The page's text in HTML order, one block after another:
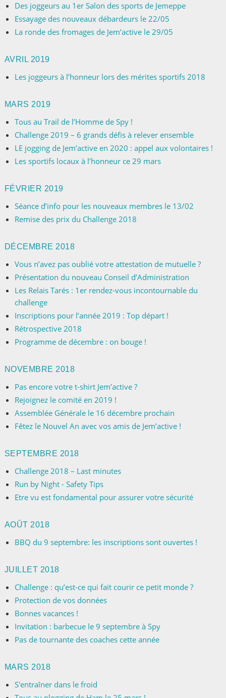
Des joggeurs au 1er Salon des sports de Jemeppe
Essayage des nouveaux débardeurs le 22/05
La ronde des fromages de Jem’active le 29/05
AVRIL 2019
Les joggeurs à l’honneur lors des mérites sportifs 2018
MARS 2019
Tous au Trail de l’Homme de Spy !
Challenge 2019 – 6 grands défis à relever ensemble
LE jogging de Jem’active en 2020 : appel aux volontaires !
Les sportifs locaux à l’honneur ce 29 mars
FÉVRIER 2019
Séance d’info pour les nouveaux membres le 13/02
Remise des prix du Challenge 2018
DÉCEMBRE 2018
Vous n’avez pas oublié votre attestation de mutuelle ?
Présentation du nouveau Conseil d’Administration
Les Relais Tarés : 1er rendez-vous incontournable du
challenge
Inscriptions pour l’année 2019 : Top départ !
Rétrospective 2018
Programme de décembre : on bouge !
NOVEMBRE 2018
Pas encore votre t-shirt Jem’active ?
Rejoignez le comité en 2019 !
Assemblée Générale le 16 décembre prochain
Fêtez le Nouvel An avec vos amis de Jem’active !
SEPTEMBRE 2018
Challenge 2018 – Last minutes
Run by Night - Safety Tips
Etre vu est fondamental pour assurer votre sécurité
AOÛT 2018
BBQ du 9 septembre: les inscriptions sont ouvertes !
JUILLET 2018
Challenge : qu’est-ce qui fait courir ce petit monde ?
Protection de vos données
Bonnes vacances !
Invitation : barbecue le 9 septembre à Spy
Pas de tournante des coaches cette année
MARS 2018
S'entraîner dans le froid